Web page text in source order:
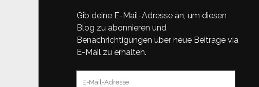
Gib deine E-Mail-Adresse an, um diesen
Blog zu abonnieren und
Benachrichtigungen über neue Beiträge via
E-Mail zu erhalten.